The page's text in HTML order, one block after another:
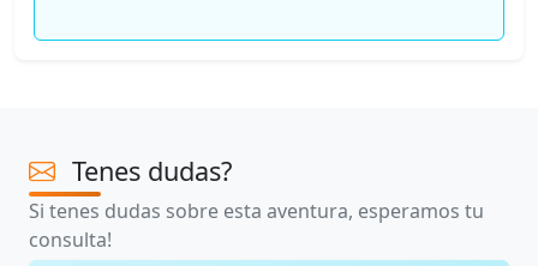
Tenes dudas?
Si tenes dudas sobre esta aventura, esperamos tu
consulta!